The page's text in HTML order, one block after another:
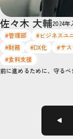
佐々木 大輔2024年
#管理部
#ビジネスユ
#財務
#DX化 #サ
#食料支援
前に進めるために、守るべ